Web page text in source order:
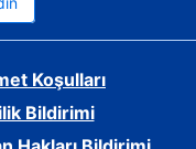
Koşulları
Bildirimi